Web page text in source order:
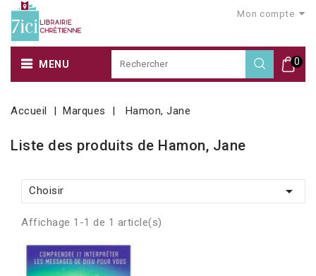
Mon compte
0
MENU
Accueil Marques Hamon, Jane
Liste des produits de Hamon, Jane
Choisir 
Affichage 1-1 de 1 article(s)